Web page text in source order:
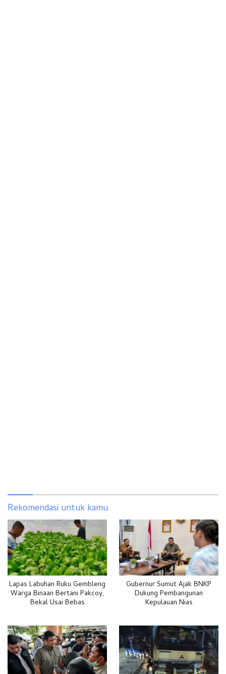
Rekomendasi untuk kamu
Lapas Labuhan Ruku Gembleng
Warga Binaan Bertani Pakcoy,
Bekal Usai Bebas
Gubernur Sumut Ajak BNKP
Dukung Pembangunan
Kepulauan Nias